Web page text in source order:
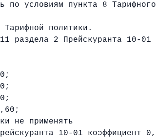
условиям пункта 8 Тарифного
политики.
2 Прейскуранта 10-01
не применять
10-01 коэффициент